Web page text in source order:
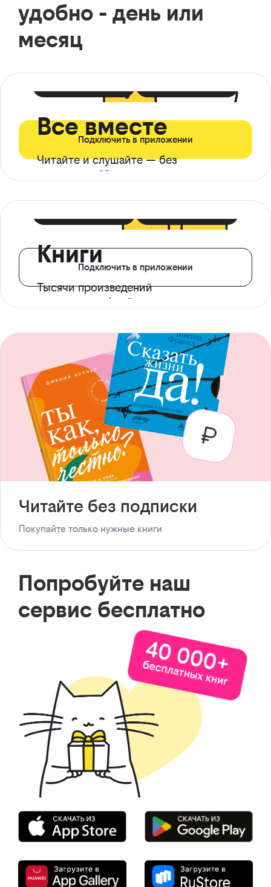
удобно - день или
месяц
Все вместе
Читайте и слушайте — без
ограничений*
Подключить в приложении
Книги
Тысячи произведений
с доступом офлайн
Подключить в приложении
Читайте без подписки
Покупайте только нужные книги
Попробуйте наш
сервис бесплатно